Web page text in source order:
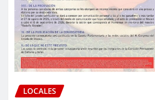
LOCALES